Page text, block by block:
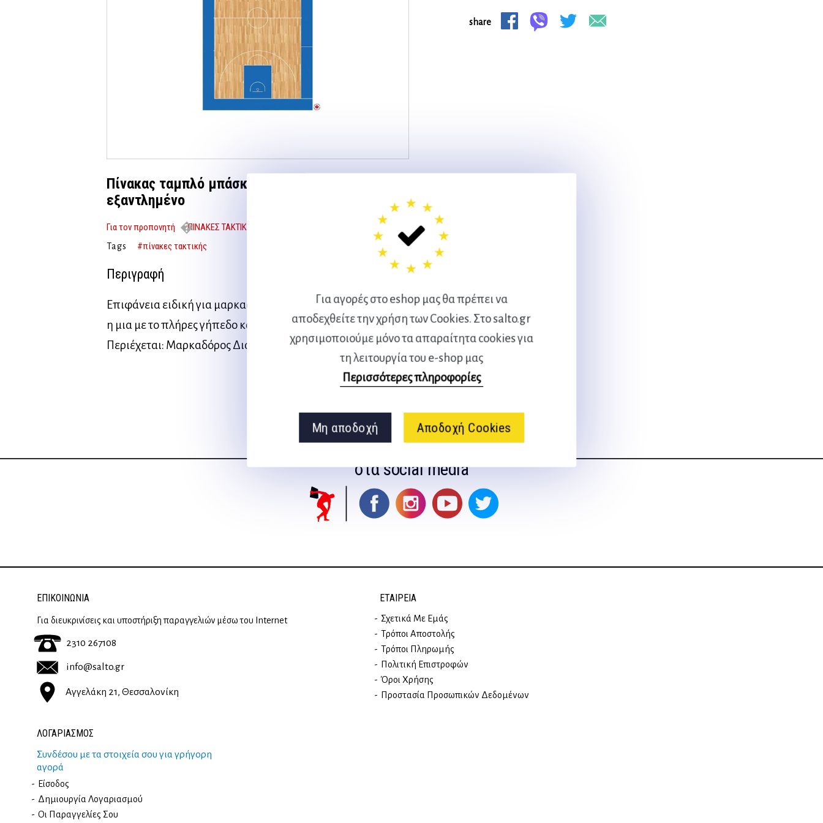
Για αγορές στο eshop μας θα πρέπει να
αποδεχθείτε την χρήση των Cookies. Στο salto.gr
χρησιμοποιούμε μόνο τα απαραίτητα cookies για
τη λειτουργία του e-shop μας
Περισσότερες πληροφορίες
Μη αποδοχή Αποδοχή Cookies
share
Πίνακας ταμπλό μπάσκετ fox (25*40) – 70581-
εξαντλημένο
Για τον προπονητή ΠΙΝΑΚΕΣ ΤΑΚΤΙΚΗΣ
Πίνακας ταμπλό μπάσκετ fox (25*40)
– 70581- εξαντλημένο
Tags #πίνακες τακτικής
Περιγραφή
Επιφάνεια ειδική για μαρκαδόρο Ενσωματωμένο κλιπ Όψεις: 2,
η μια με το πλήρες γήπεδο και η άλλη με το μισό σε μεγέθυνση
Περιέχεται: Μαρκαδόρος Διαστάσεις: 25.5×40.5cm
Ακολουθήστε μας
στα social media
ΕΠΙΚΟΙΝΩΝΊΑ
Για διευκρινίσεις και υποστήριξη παραγγελιών μέσω του Internet
2310 267108
info@salto.gr
Αγγελάκη 21, Θεσσαλονίκη
ΕΤΑΙΡΕΊΑ
Σχετικά Με Εμάς
Τρόποι Αποστολής
Τρόποι Πληρωμής
Πολιτική Επιστροφών
Όροι Χρήσης
Προστασία Προσωπικών Δεδομένων
ΛΟΓΑΡΙΑΣΜΟΣ
Συνδέσου με τα στοιχεία σου για γρήγορη
αγορά
Είσοδος
Δημιουργία Λογαριασμού
Οι Παραγγελίες Σου